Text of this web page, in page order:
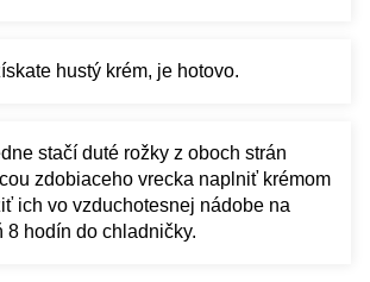
hustý krém, je hotovo.
stačí duté rožky z oboch strán
zdobiaceho vrecka naplniť krémom
ich vo vzduchotesnej nádobe na
8 hodín do chladničky.